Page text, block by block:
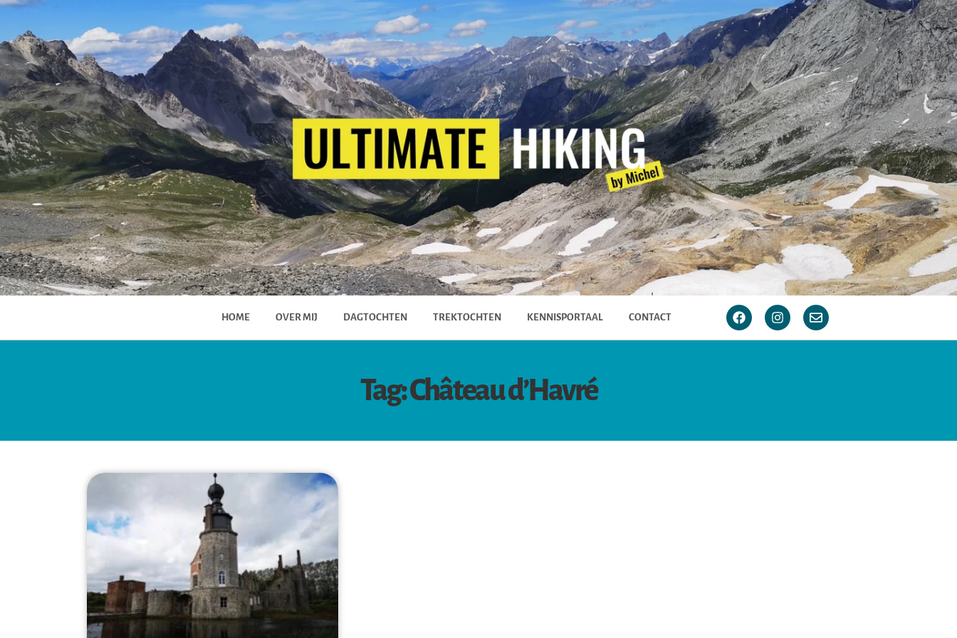
HOME OVER MIJ DAGTOCHTEN TREKTOCHTEN KENNISPORTAAL CONTACT
Tag: Château d’Havré